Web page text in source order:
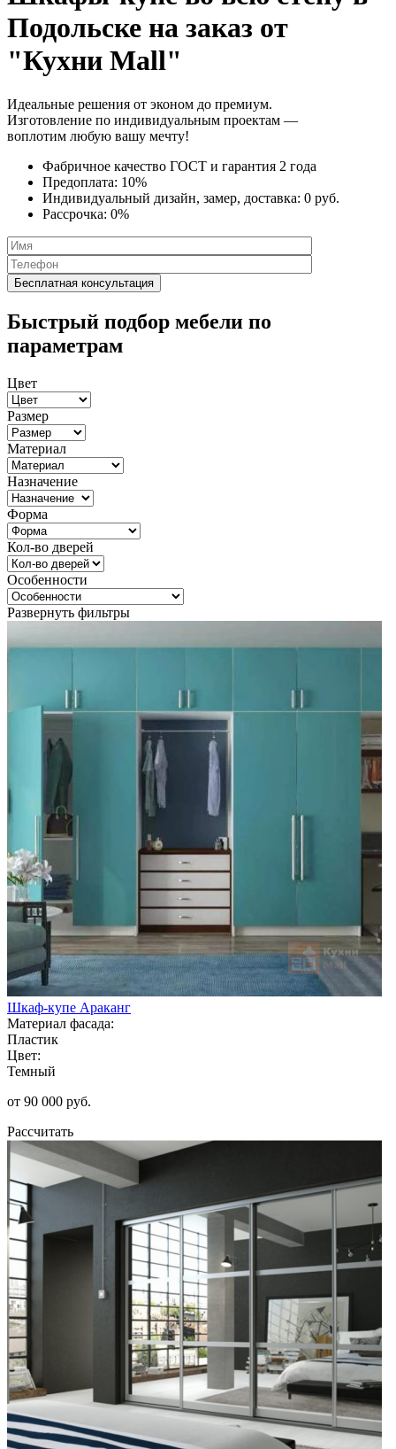
Подольске на заказ от
"Кухни Mall"
Идеальные решения от эконом до премиум.
Изготовление по индивидуальным проектам —
воплотим любую вашу мечту!
Фабричное качество ГОСТ и гарантия 2 года
Предоплата: 10%
Индивидуальный дизайн, замер, доставка: 0 руб.
Рассрочка: 0%
Быстрый подбор мебели по
параметрам
Цвет
Размер
Материал
Назначение
Форма
Кол-во дверей
Особенности
Развернуть фильтры
Шкаф-купе Араканг
Материал фасада:
Пластик
Цвет:
Темный
от 90 000 руб.
Рассчитать